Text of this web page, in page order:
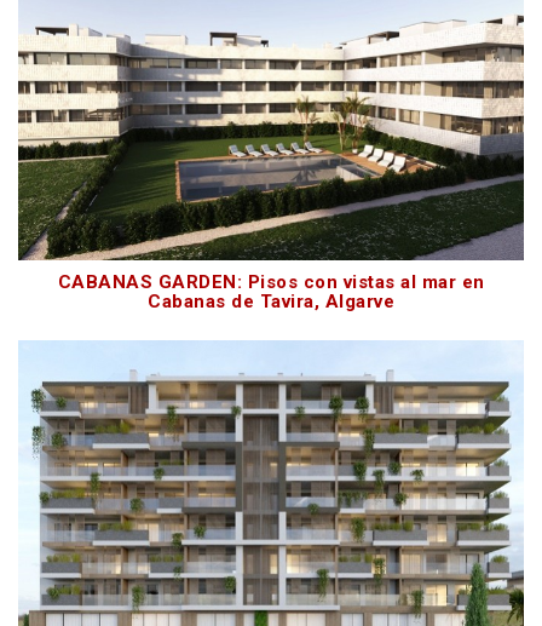
CABANAS GARDEN: Pisos con vistas al mar en
Cabanas de Tavira, Algarve